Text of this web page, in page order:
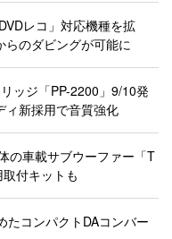
レコ」対応機種を拡
のダビングが可能に
ッジ「PP-2200」9/10発
ィ新採用で音質強化
の車載サブウーファー「T
付キットも
たコンパクトDAコンバー